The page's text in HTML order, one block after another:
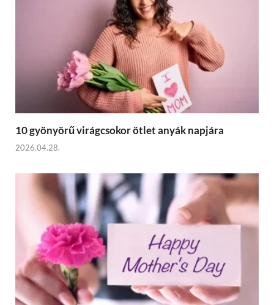
10 gyönyörű virágcsokor ötlet anyák napjára
2026.04.28.